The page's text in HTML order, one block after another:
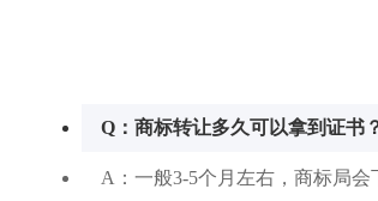
Q：商标转让多久可以拿到证书
A：一般3-5个月左右，商标局会